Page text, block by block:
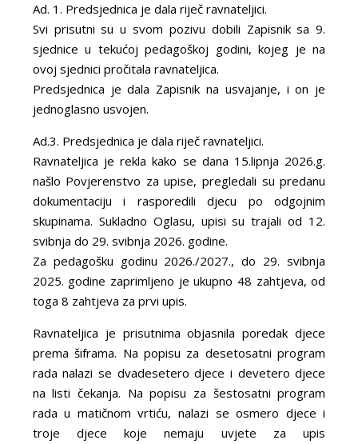
Ad. 1. Predsjednica je dala riječ ravnateljici.
Svi prisutni su u svom pozivu dobili Zapisnik sa 9.
sjednice u tekućoj pedagoškoj godini, kojeg je na
ovoj sjednici pročitala ravnateljica.
Predsjednica je dala Zapisnik na usvajanje, i on je
jednoglasno usvojen.
Ad.3. Predsjednica je dala riječ ravnateljici.
Ravnateljica je rekla kako se dana 15.lipnja 2026.g.
našlo Povjerenstvo za upise, pregledali su predanu
dokumentaciju i rasporedili djecu po odgojnim
skupinama. Sukladno Oglasu, upisi su trajali od 12.
svibnja do 29. svibnja 2026. godine.
Za pedagošku godinu 2026./2027., do 29. svibnja
2025. godine zaprimljeno je ukupno 48 zahtjeva, od
toga 8 zahtjeva za prvi upis.
Ravnateljica je prisutnima objasnila poredak djece
prema šiframa. Na popisu za desetosatni program
rada nalazi se dvadesetero djece i devetero djece
na listi čekanja. Na popisu za šestosatni program
rada u matičnom vrtiću, nalazi se osmero djece i
troje djece koje nemaju uvjete za upis